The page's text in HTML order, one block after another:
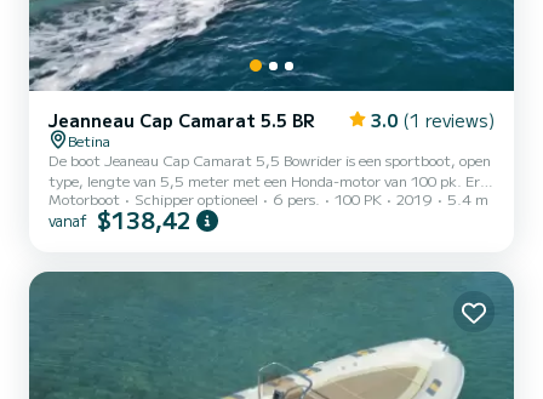
Jeanneau Cap Camarat 5.5 BR 3.0 (1 reviews)
Betina
De boot Jeaneau Cap Camarat 5,5 Bowrider is een sportboot, open
type, lengte van 5,5 meter met een Honda-motor van 100 pk. Er is
veel ruimte, tot 6 personen. De voorkant van de boot kan worden
afgedekt, zodat het een groot zonnedek wordt. De boot heeft een
Motorboot Schipper optioneel 6 pers. 100 PK 2019 5.4 m
vanaf $138,42